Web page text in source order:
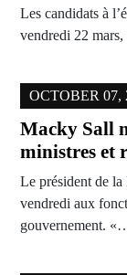
Les candidats à
vendredi 22
OCTOBER 07,
Macky Sall
ministres et
Le président de
vendredi aux
gouvernement.